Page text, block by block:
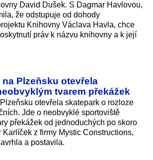
David Dušek. S Dagmar Havlovou,
že odstupuje od dohody
Knihovny Václava Havla, chce
práv k názvu knihovny a k její
na Plzeňsku otevřela
tvarem překážek
otevřela skatepark o rozloze
Jde o neobvyklé sportoviště
překážek od jednoduchých po skoro
Karlíček z firmy Mystic Constructions,
a postavila.